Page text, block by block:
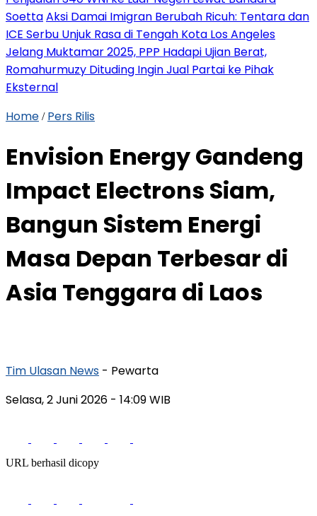
SoettaAksi Damai Imigran Berubah Ricuh: Tentara dan
ICE Serbu Unjuk Rasa di Tengah Kota Los Angeles
Jelang Muktamar 2025, PPP Hadapi Ujian Berat,
Romahurmuzy Dituding Ingin Jual Partai ke Pihak
Eksternal
Home / Pers Rilis
Envision Energy Gandeng
Impact Electrons Siam,
Bangun Sistem Energi
Masa Depan Terbesar di
Asia Tenggara di Laos
Tim Ulasan News - Pewarta
Selasa, 2 Juni 2026 - 14:09 WIB
URL berhasil dicopy